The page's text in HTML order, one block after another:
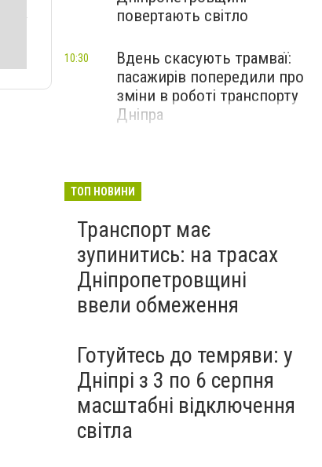
повертають світло
Вдень скасують трамваї:
пасажирів попередили про
зміни в роботі транспорту
Дніпра
10:30
ТОП НОВИНИ
Транспорт має
зупинитись: на трасах
Дніпропетровщині
ввели обмеження
Готуйтесь до темряви: у
Дніпрі з 3 по 6 серпня
масштабні відключення
світла